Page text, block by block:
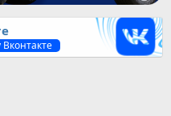
Вконтакте